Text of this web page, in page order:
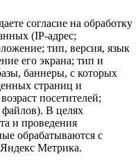
согласие на обработку
(IP-адрес;
тип, версия, язык
его экрана; тип и
баннеры, с которых
страниц и
посетителей;
файлов). В целях
и проведения
обрабатываются с
Метрика.